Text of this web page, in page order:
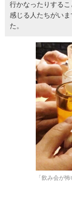
行かなったりする
感じる人たちがい
た。
「飲み会が